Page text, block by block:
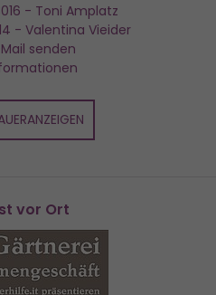
- Toni Amplatz
- Valentina Vieider
senden
vor Ort